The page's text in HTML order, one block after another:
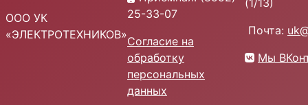
ООО УК
«ЭЛЕКТРОТЕХНИКОВ»
25-33-07
Согласие на
обработку
персональных
данных
(1/13)
Почта:
Мы